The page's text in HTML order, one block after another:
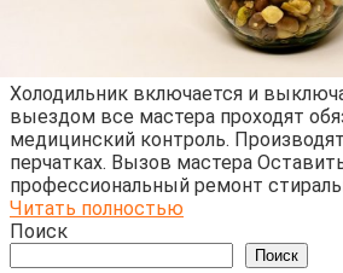
Холодильник включается и
выездом все мастера проходят
медицинский контроль.
перчатках. Вызов мастера
профессиональный ремонт
Читать полностью
Поиск
Поиск